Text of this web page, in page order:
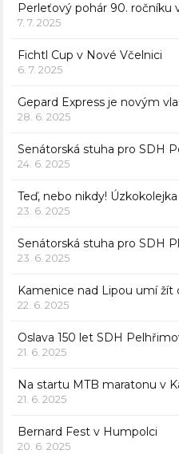
Perleťový pohár 90. ročníku
7. 7. 2025
Fichtl Cup v Nové Včelnici
6. 7. 2025
Gepard Express je novým
28. 6. 2025
Senátorská stuha pro SDH
24. 6. 2025
Teď, nebo nikdy!
23. 6. 2025
Senátorská stuha pro SDH
23. 6. 2025
Kamenice nad Lipou umí žít
22. 6. 2025
Oslava 150 let SDH
21. 6. 2025
Na startu MTB maratonu v
21. 6. 2025
Bernard Fest v Humpolci
20. 6. 2025